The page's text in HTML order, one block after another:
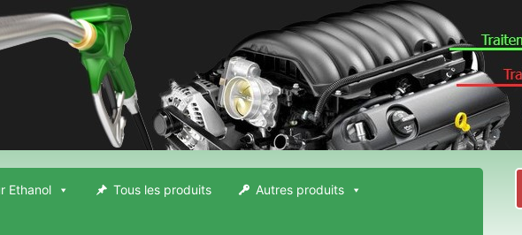
Ethanol Tous les produits Autres produits